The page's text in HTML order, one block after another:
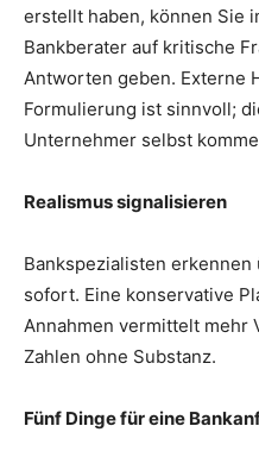
erstellt haben, können Sie
Bankberater auf kritische
Antworten geben. Externe
Formulierung ist sinnvoll;
Unternehmer selbst
Realismus signalisieren
Bankspezialisten
sofort. Eine konservative
Annahmen vermittelt mehr
Zahlen ohne Substanz.
Fünf Dinge für eine